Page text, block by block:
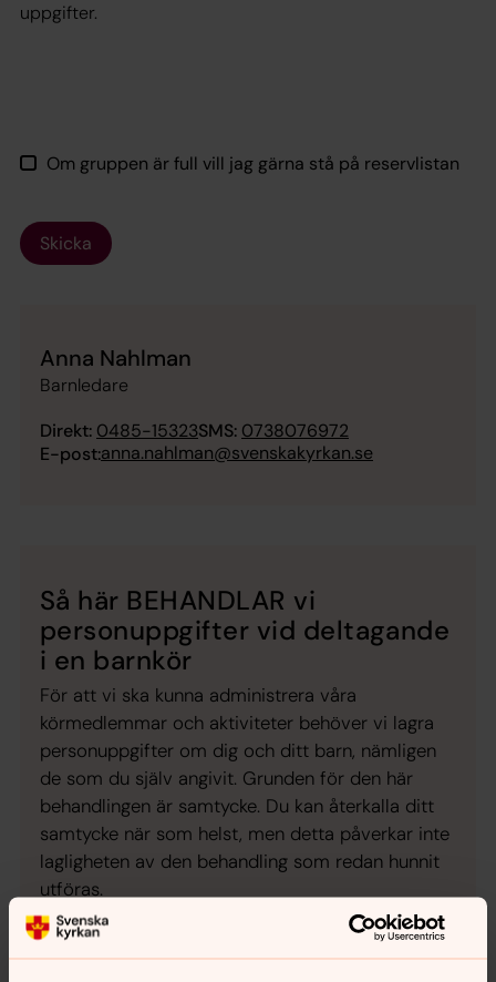
uppgifter.
Om gruppen är full vill jag gärna stå på reservlistan
Skicka
Anna Nahlman
Barnledare
Direkt: 0485-15323SMS: 0738076972
E-post:anna.nahlman@svenskakyrkan.se
Så här BEHANDLAR vi
personuppgifter vid deltagande
i en barnkör
För att vi ska kunna administrera våra
körmedlemmar och aktiviteter behöver vi lagra
personuppgifter om dig och ditt barn, nämligen
de som du själv angivit. Grunden för den här
behandlingen är samtycke. Du kan återkalla ditt
samtycke när som helst, men detta påverkar inte
lagligheten av den behandling som redan hunnit
utföras.
Vi kommer att behandla era personuppgifter
genom att lagra dem samt ta kontakt med dig vid